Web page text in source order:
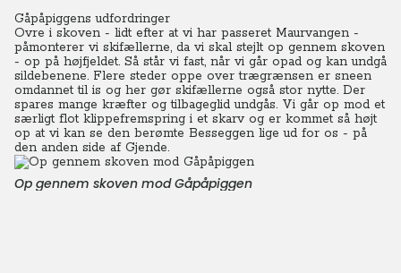
Gåpåpiggens udfordringer
Ovre i skoven - lidt efter at vi har passeret Maurvangen -
påmonterer vi skifællerne, da vi skal stejlt op gennem skoven
- op på højfjeldet. Så står vi fast, når vi går opad og kan undgå
sildebenene. Flere steder oppe over trægrænsen er sneen
omdannet til is og her gør skifællerne også stor nytte. Der
spares mange kræfter og tilbageglid undgås. Vi går op mod et
særligt flot klippefremspring i et skarv og er kommet så højt
op at vi kan se den berømte Besseggen lige ud for os - på
den anden side af Gjende.
Op gennem skoven mod Gåpåpiggen